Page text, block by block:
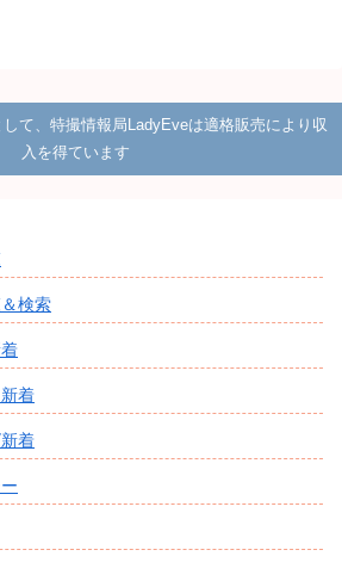
て、特撮情報局LadyEveは適格販売により収
入を得ています
検索
着
着